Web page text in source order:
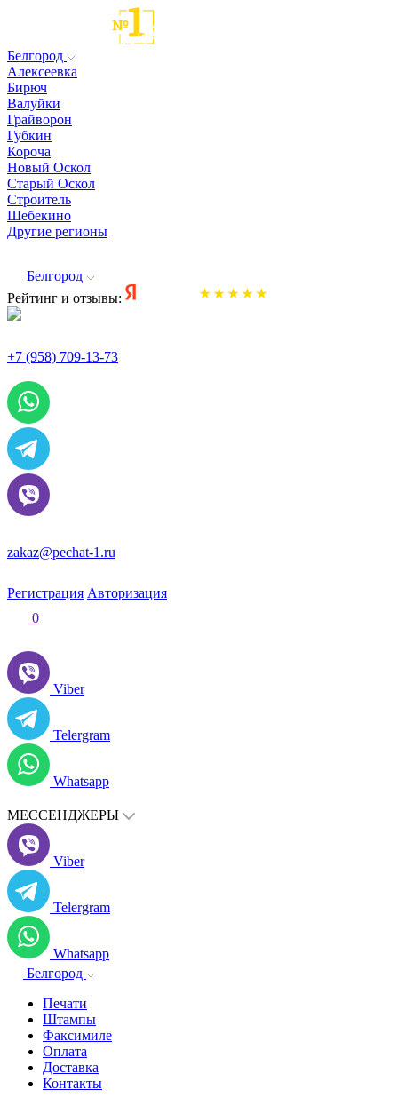
Белгород
Алексеевка
Бирюч
Валуйки
Грайворон
Губкин
Короча
Новый Оскол
Старый Оскол
Строитель
Шебекино
Другие регионы
Белгород
Рейтинг и отзывы:
+7 (958) 709-13-73
zakaz@pechat-1.ru
Регистрация Авторизация
0
Viber
Telergram
Whatsapp
МЕССЕНДЖЕРЫ
Viber
Telergram
Whatsapp
Белгород
Печати
Штампы
Факсимиле
Оплата
Доставка
Контакты